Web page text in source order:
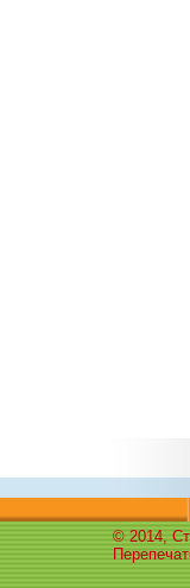
© 2014,